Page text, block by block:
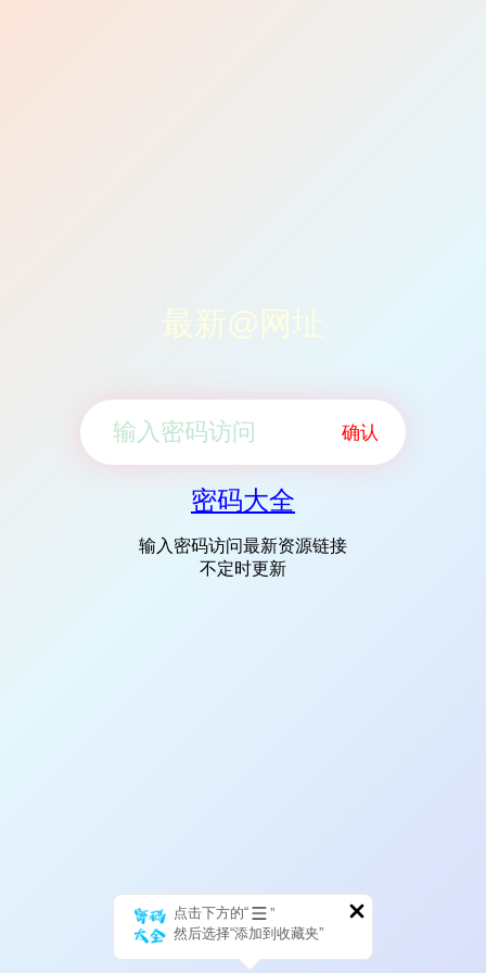
最新@网址
确认
密码大全
输入密码访问最新资源链接
不定时更新
点击下方的“
”
然后选择“添加到收藏夹”